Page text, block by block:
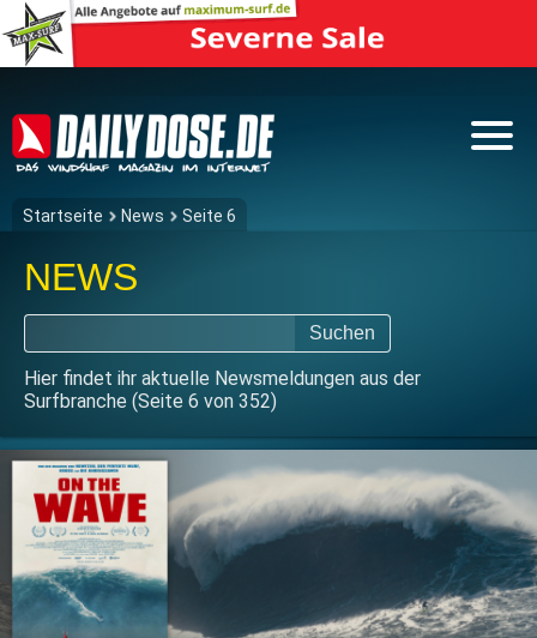
Startseite News Seite 6
NEWS
Suchen
Hier findet ihr aktuelle Newsmeldungen aus der
Surfbranche (Seite 6 von 352)